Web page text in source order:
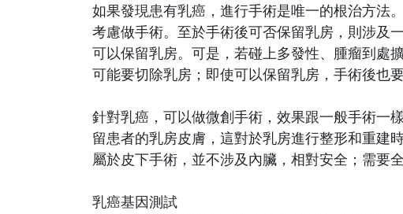
如果發現患有乳癌，進行手術是唯一的根治方法
考慮做手術。至於手術後可否保留乳房，則涉及
可以保留乳房。可是，若碰上多發性、腫瘤到處
可能要切除乳房；即使可以保留乳房，手術後也要
針對乳癌，可以做微創手術，效果跟一般手術一
留患者的乳房皮膚，這對於乳房進行整形和重建
屬於皮下手術，並不涉及內臟，相對安全；需要
乳癌基因測試